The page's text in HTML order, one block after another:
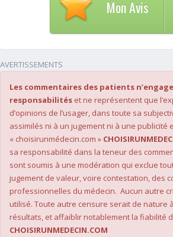
Mon Avis
AVERTISSEMENTS
Les commentaires des patients
responsabilités et ne représentent que
d’opinions de l’usager, dans toute sa
assimilés ni à un jugement ni à une publicité
« choisirunmédecin.com »
sa responsabilité dans la teneur des
sont soumis à une modération qui exclue
jugement de valeur, voire contestation, des
professionnelles du médecin. Aucun autre
utilisé. Toute autre censure serait de nature
résultats, et affaiblir notablement la fiabilité
CHOISIRUNMEDECIN.COM